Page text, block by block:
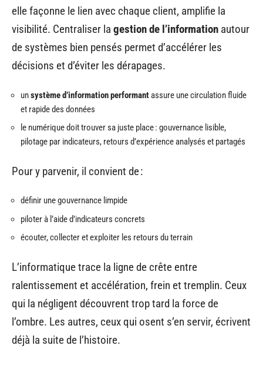
elle façonne le lien avec chaque client, amplifie la
visibilité. Centraliser la gestion de l’information autour
de systèmes bien pensés permet d’accélérer les
décisions et d’éviter les dérapages.
unsystème d’information performantassure une circulation fluide
et rapide des données
le numérique doit trouver sa juste place : gouvernance lisible,
pilotage par indicateurs, retours d’expérience analysés et partagés
Pour y parvenir, il convient de :
définir une gouvernance limpide
piloter à l’aide d’indicateurs concrets
écouter, collecter et exploiter les retours du terrain
L’informatique trace la ligne de crête entre
ralentissement et accélération, frein et tremplin. Ceux
qui la négligent découvrent trop tard la force de
l’ombre. Les autres, ceux qui osent s’en servir, écrivent
déjà la suite de l’histoire.